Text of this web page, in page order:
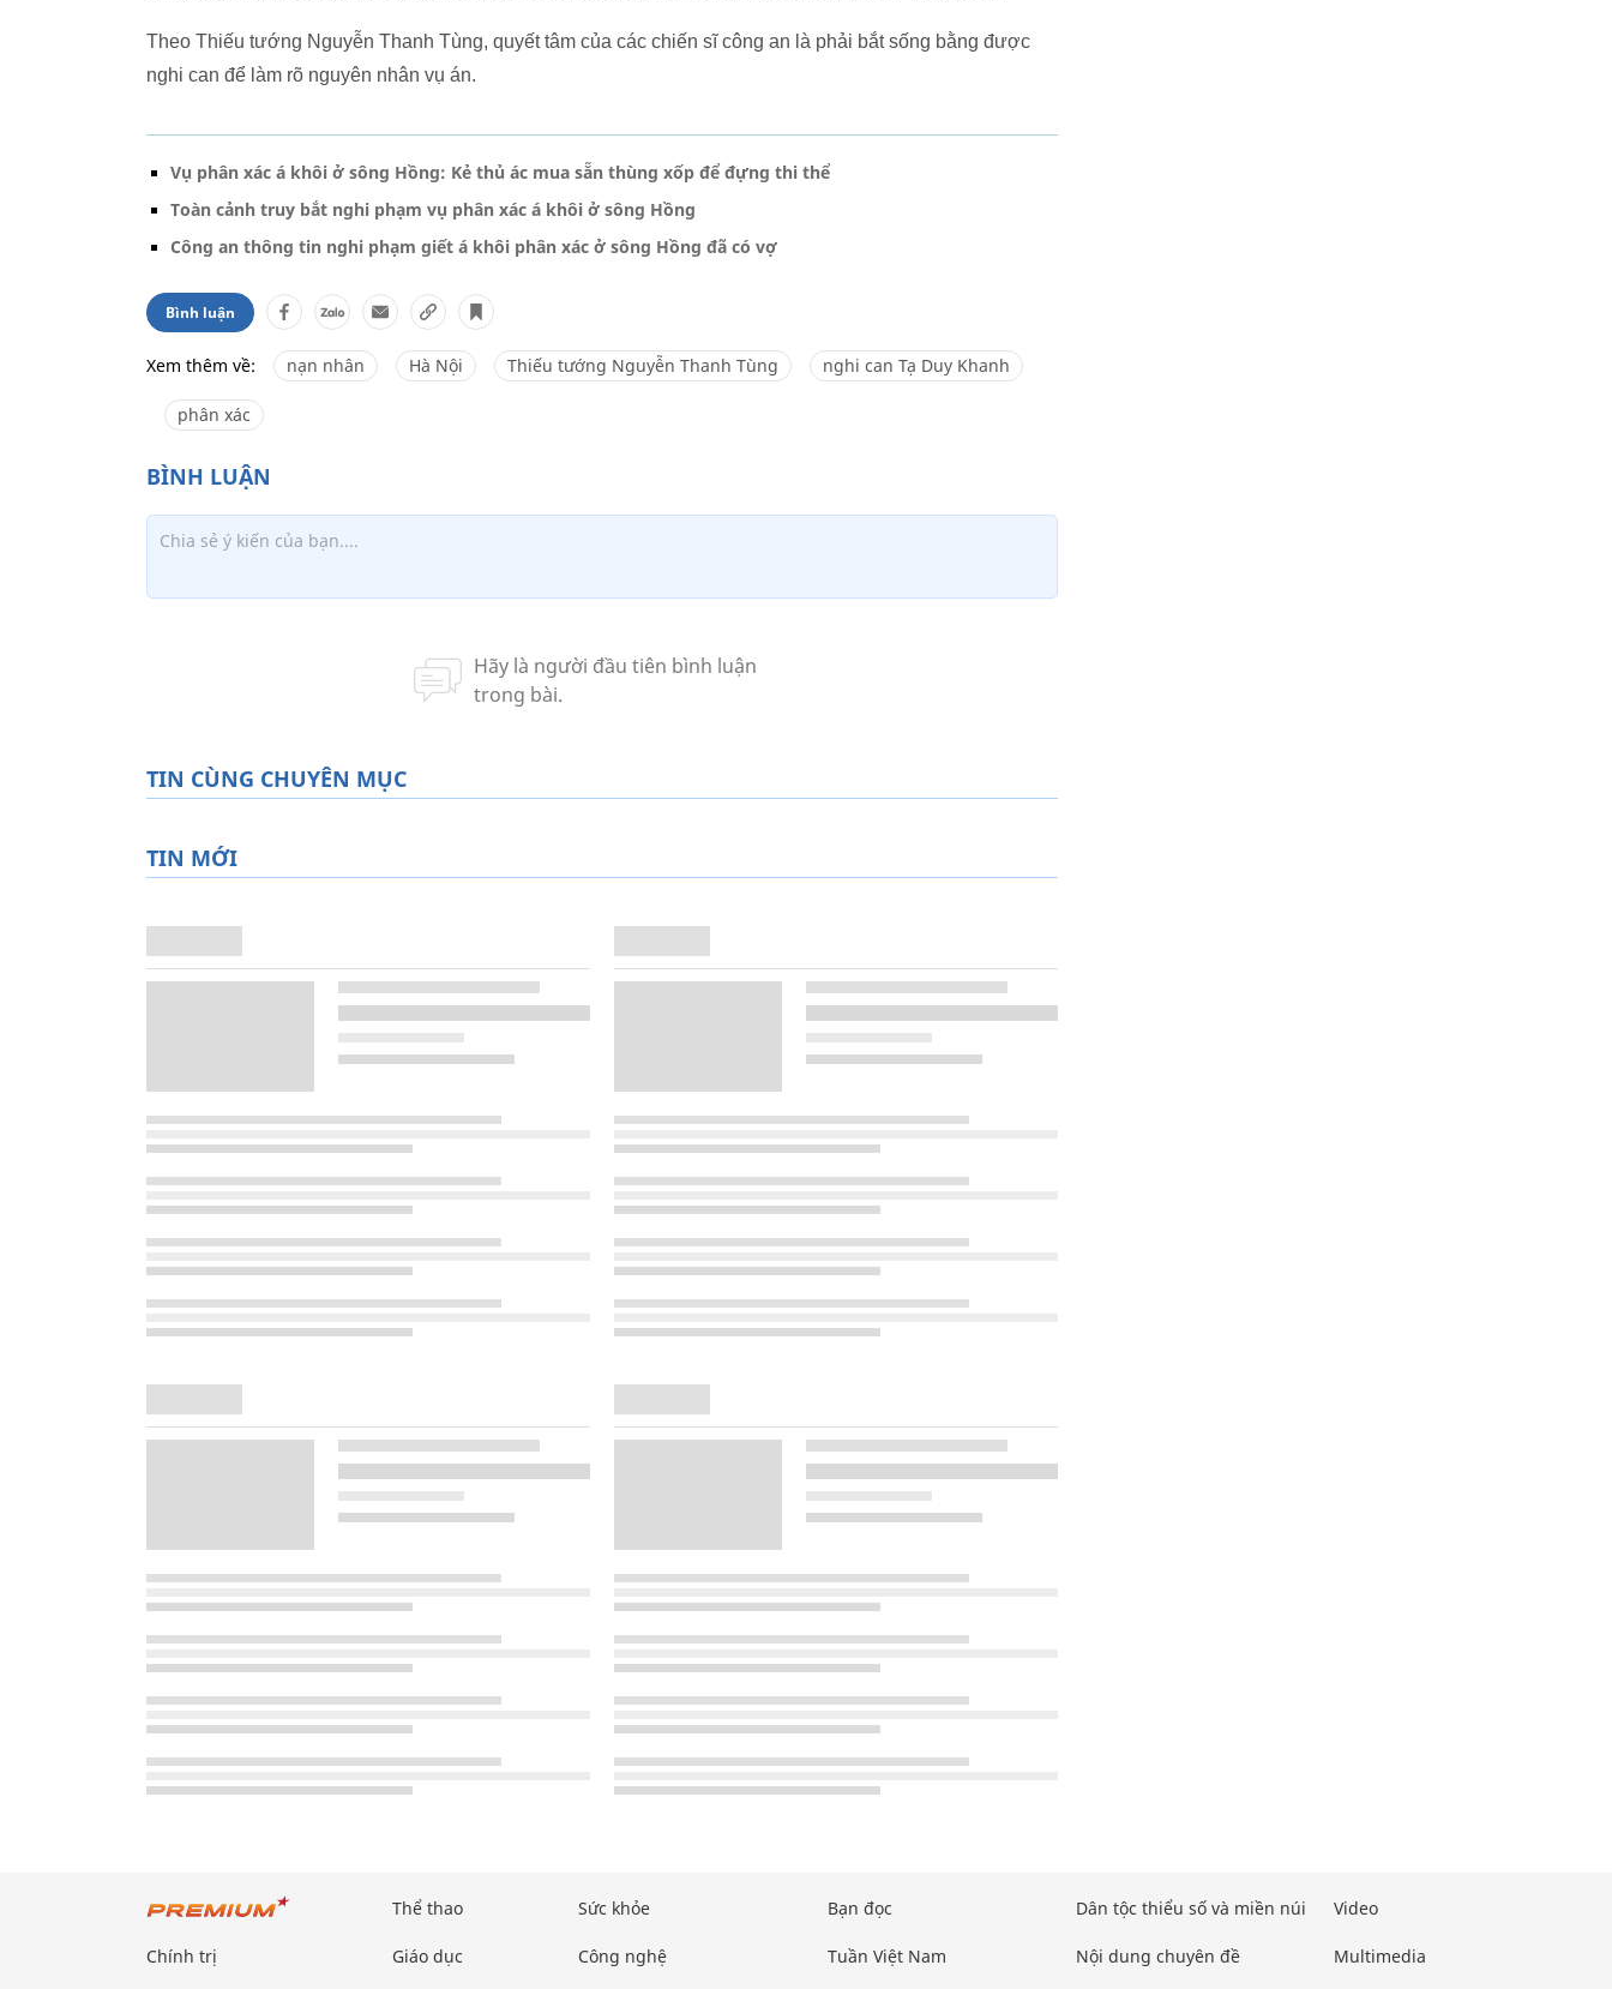
Theo Thiếu tướng Nguyễn Thanh Tùng, quyết tâm của các chiến sĩ công an là phải bắt sống bằng được
nghi can để làm rõ nguyên nhân vụ án.
Vụ phân xác á khôi ở sông Hồng: Kẻ thủ ác mua sẵn thùng xốp để đựng thi thể
Toàn cảnh truy bắt nghi phạm vụ phân xác á khôi ở sông Hồng
Công an thông tin nghi phạm giết á khôi phân xác ở sông Hồng đã có vợ
Bình luận
Xem thêm về: nạn nhân Hà Nội Thiếu tướng Nguyễn Thanh Tùng nghi can Tạ Duy Khanh
phân xác
TIN CÙNG CHUYÊN MỤC
TIN MỚI
Chính trị
Thể thao
Giáo dục
Sức khỏe
Công nghệ
Bạn đọc
Tuần Việt Nam
Dân tộc thiểu số và miền núi
Nội dung chuyên đề
Video
Multimedia